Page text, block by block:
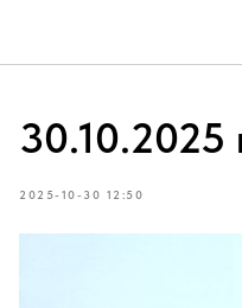
30.10.2025
2025-10-30 12:50